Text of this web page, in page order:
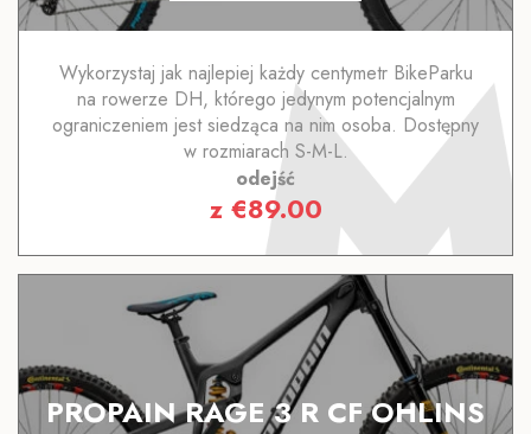
Wykorzystaj jak najlepiej każdy centymetr BikeParku
na rowerze DH, którego jedynym potencjalnym
ograniczeniem jest siedząca na nim osoba. Dostępny
w rozmiarach S-M-L.
odejść
z €89.00
PROPAIN RAGE 3 R CF OHLINS